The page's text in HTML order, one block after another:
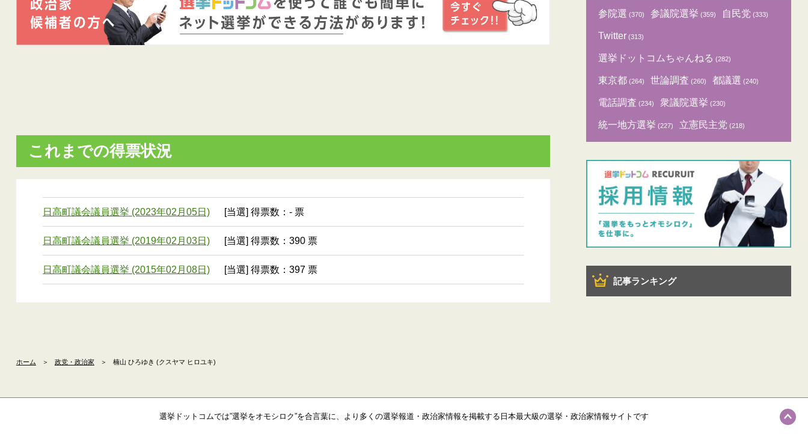
これまでの得票状況
日高町議会議員選挙 (2023年02月05日) [当選] 得票数：- 票
日高町議会議員選挙 (2019年02月03日) [当選] 得票数：390 票
日高町議会議員選挙 (2015年02月08日) [当選] 得票数：397 票
参院選 (370) 参議院選挙 (359) 自民党 (333)
Twitter (313)
選挙ドットコムちゃんねる (282)
東京都 (264) 世論調査 (260) 都議選 (240)
電話調査 (234) 衆議院選挙 (230)
統一地方選挙 (227) 立憲民主党 (218)
記事ランキング
ホーム ＞ 政党・政治家 ＞ 楠山 ひろゆき (クスヤマ ヒロユキ)
選挙ドットコムでは”選挙をオモシロク”を合言葉に、より多くの選挙報道・政治家情報を掲載する日本最大級の選挙・政治家情報サイトです